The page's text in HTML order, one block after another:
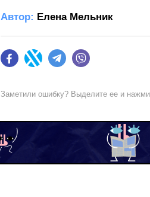
Автор: Елена Мельник
FacebookTwitter Telegram
Заметили ошибку? Выделите ее и